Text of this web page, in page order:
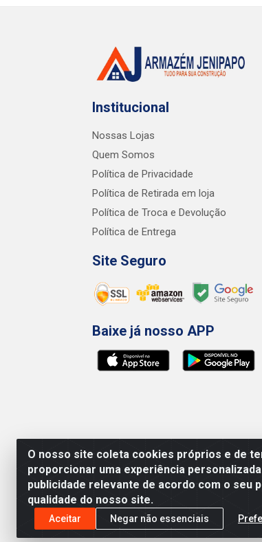
O nosso site coleta cookies próprios e de
proporcionar uma experiência
publicidade relevante de acordo com o seu
qualidade do nosso site.
Aceitar Negar não essenciais
Institucional
Nossas Lojas
Quem Somos
Política de Privacidade
Política de Retirada em loja
Política de Troca e Devolução
Política de Entrega
Site Seguro
Baixe já nosso APP
Preços, promoções, condições de
será válido o preço que for